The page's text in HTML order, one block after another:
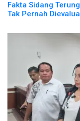
Fakta Sidang
Tak Pernah